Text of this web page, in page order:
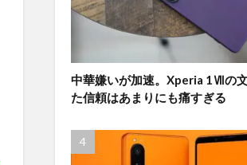
中華嫌いが加速。Xperia 1Ⅶの
た信頼はあまりにも痛すぎる